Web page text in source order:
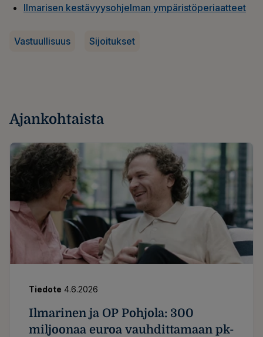
Ilmarisen kestävyysohjelman ympäristöperiaatteet
Vastuullisuus Sijoitukset
Ajankohtaista
Tiedote 4.6.2026
Ilmarinen ja OP Pohjola: 300
miljoonaa euroa vauhdittamaan pk-